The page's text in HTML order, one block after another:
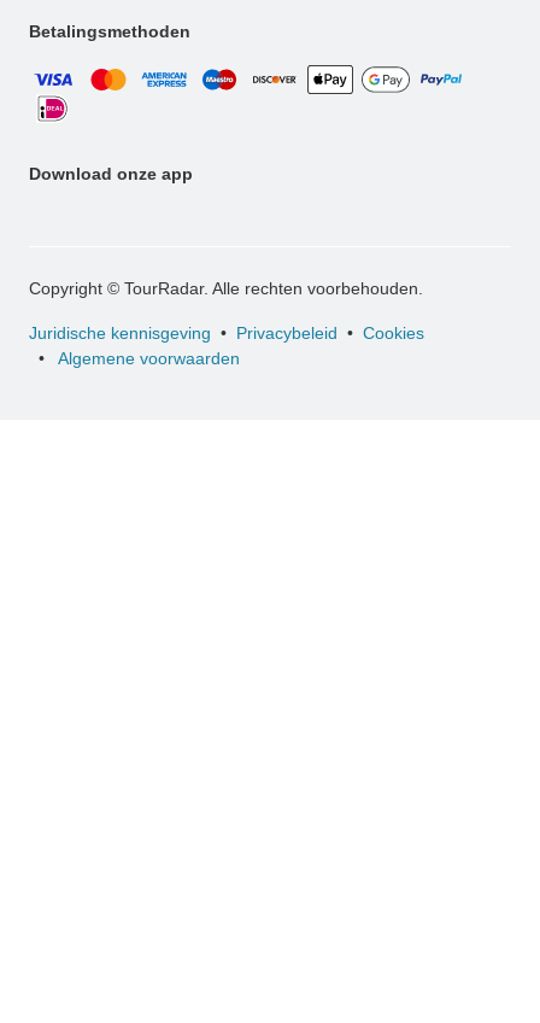
Betalingsmethoden
Download onze app
Copyright © TourRadar. Alle rechten voorbehouden.
Juridische kennisgeving Privacybeleid
Cookies
Algemene voorwaarden